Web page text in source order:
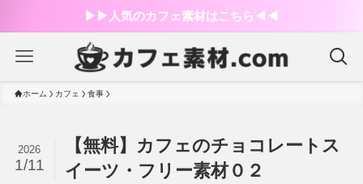
▶︎▶︎人気のカフェ素材はこちら◀︎◀︎
ホーム カフェ 食事
【無料】カフェのチョコレートス
イーツ・フリー素材０２
2026
1/11